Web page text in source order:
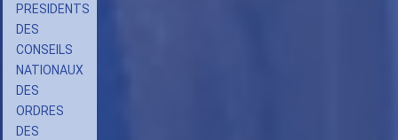
PRESIDENTS
DES
CONSEILS
NATIONAUX
DES
ORDRES
DES